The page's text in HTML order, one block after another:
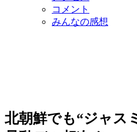
コメント
みんなの感想
北朝鮮でも“ジャス